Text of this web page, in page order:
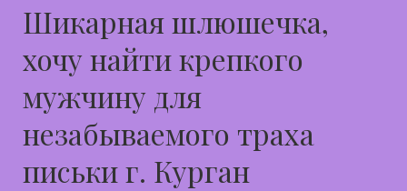
Шикарная шлюшечка,
хочу найти крепкого
мужчину для
незабываемого траха
письки г. Курган